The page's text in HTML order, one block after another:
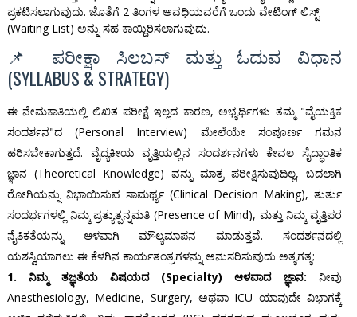
ಪ್ರಕಟಿಸಲಾಗುವುದು. ಜೊತೆಗೆ 2 ತಿಂಗಳ ಅವಧಿಯವರೆಗೆ ಒಂದು ವೇಟಿಂಗ್ ಲಿಸ್ಟ್
(Waiting List) ಅನ್ನು ಸಹ ಕಾಯ್ದಿರಿಸಲಾಗುವುದು.
📌 ಪರೀಕ್ಷಾ ಸಿಲಬಸ್ ಮತ್ತು ಓದುವ ವಿಧಾನ
(SYLLABUS & STRATEGY)
ಈ ನೇಮಕಾತಿಯಲ್ಲಿ ಲಿಖಿತ ಪರೀಕ್ಷೆ ಇಲ್ಲದ ಕಾರಣ, ಅಭ್ಯರ್ಥಿಗಳು ತಮ್ಮ "ವೈಯಕ್ತಿಕ
ಸಂದರ್ಶನ"ದ (Personal Interview) ಮೇಲೆಯೇ ಸಂಪೂರ್ಣ ಗಮನ
ಹರಿಸಬೇಕಾಗುತ್ತದೆ. ವೈದ್ಯಕೀಯ ವೃತ್ತಿಯಲ್ಲಿನ ಸಂದರ್ಶನಗಳು ಕೇವಲ ಸೈದ್ಧಾಂತಿಕ
ಜ್ಞಾನ (Theoretical Knowledge) ವನ್ನು ಮಾತ್ರ ಪರೀಕ್ಷಿಸುವುದಿಲ್ಲ, ಬದಲಾಗಿ
ರೋಗಿಯನ್ನು ನಿಭಾಯಿಸುವ ಸಾಮರ್ಥ್ಯ (Clinical Decision Making), ತುರ್ತು
ಸಂದರ್ಭಗಳಲ್ಲಿ ನಿಮ್ಮ ಪ್ರತ್ಯುತ್ಪನ್ನಮತಿ (Presence of Mind), ಮತ್ತು ನಿಮ್ಮ ವೃತ್ತಿಪರ
ನೈತಿಕತೆಯನ್ನು ಆಳವಾಗಿ ಮೌಲ್ಯಮಾಪನ ಮಾಡುತ್ತವೆ. ಸಂದರ್ಶನದಲ್ಲಿ
ಯಶಸ್ವಿಯಾಗಲು ಈ ಕೆಳಗಿನ ಕಾರ್ಯತಂತ್ರಗಳನ್ನು ಅನುಸರಿಸುವುದು ಅತ್ಯಗತ್ಯ:
1. ನಿಮ್ಮ ತಜ್ಞತೆಯ ವಿಷಯದ (Specialty) ಆಳವಾದ ಜ್ಞಾನ: ನೀವು
Anesthesiology, Medicine, Surgery, ಅಥವಾ ICU ಯಾವುದೇ ವಿಭಾಗಕ್ಕೆ